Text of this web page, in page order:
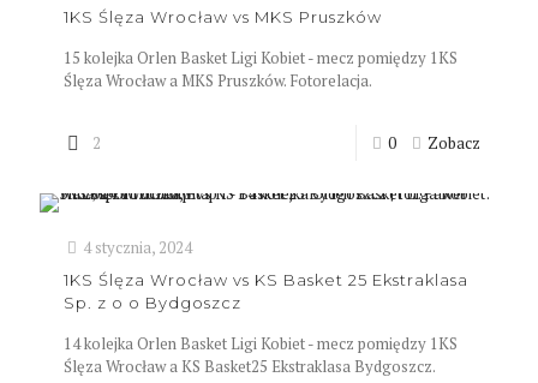
1KS Ślęza Wrocław vs MKS Pruszków
15 kolejka Orlen Basket Ligi Kobiet - mecz pomiędzy 1KS
Ślęza Wrocław a MKS Pruszków. Fotorelacja.
2 0 Zobacz
4 stycznia, 2024
1KS Ślęza Wrocław vs KS Basket 25 Ekstraklasa
Sp. z o o Bydgoszcz
14 kolejka Orlen Basket Ligi Kobiet - mecz pomiędzy 1KS
Ślęza Wrocław a KS Basket25 Ekstraklasa Bydgoszcz.